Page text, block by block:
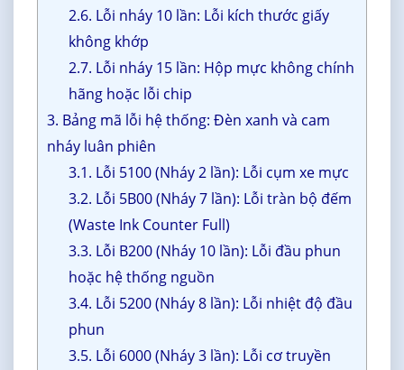
2.6. Lỗi nháy 10 lần: Lỗi kích thước giấy
không khớp
2.7. Lỗi nháy 15 lần: Hộp mực không chính
hãng hoặc lỗi chip
3. Bảng mã lỗi hệ thống: Đèn xanh và cam
nháy luân phiên
3.1. Lỗi 5100 (Nháy 2 lần): Lỗi cụm xe mực
3.2. Lỗi 5B00 (Nháy 7 lần): Lỗi tràn bộ đếm
(Waste Ink Counter Full)
3.3. Lỗi B200 (Nháy 10 lần): Lỗi đầu phun
hoặc hệ thống nguồn
3.4. Lỗi 5200 (Nháy 8 lần): Lỗi nhiệt độ đầu
phun
3.5. Lỗi 6000 (Nháy 3 lần): Lỗi cơ truyền